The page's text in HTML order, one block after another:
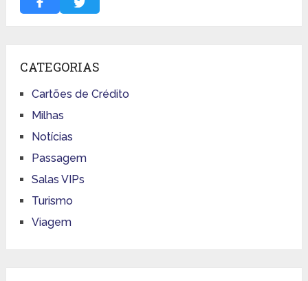
CATEGORIAS
Cartões de Crédito
Milhas
Notícias
Passagem
Salas VIPs
Turismo
Viagem